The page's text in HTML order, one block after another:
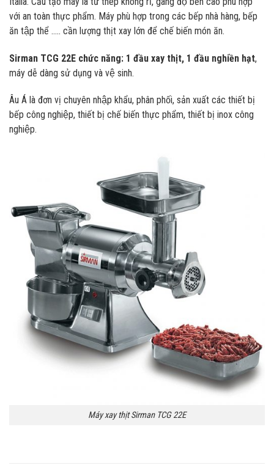
với an toàn thực phẩm. Máy phù hợp trong các bếp nhà hàng, bếp
ăn tập thể ….. cần lượng thịt xay lớn để chế biến món ăn.
Sirman TCG 22E chức năng: 1 đầu xay thịt, 1 đầu nghiền hạt,
máy dễ dàng sử dụng và vệ sinh.
Âu Á là đơn vị chuyên nhập khẩu, phân phối, sản xuất các thiết bị
bếp công nghiệp, thiết bị chế biến thực phẩm, thiết bị inox công
nghiệp.
Máy xay thịt Sirman TCG 22E